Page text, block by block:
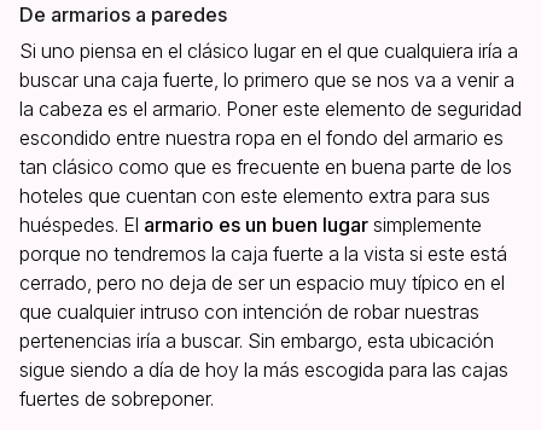
De armarios a paredes
Si uno piensa en el clásico lugar en el que cualquiera iría a
buscar una caja fuerte, lo primero que se nos va a venir a
la cabeza es el armario. Poner este elemento de seguridad
escondido entre nuestra ropa en el fondo del armario es
tan clásico como que es frecuente en buena parte de los
hoteles que cuentan con este elemento extra para sus
huéspedes. El armario es un buen lugar simplemente
porque no tendremos la caja fuerte a la vista si este está
cerrado, pero no deja de ser un espacio muy típico en el
que cualquier intruso con intención de robar nuestras
pertenencias iría a buscar. Sin embargo, esta ubicación
sigue siendo a día de hoy la más escogida para las cajas
fuertes de sobreponer.